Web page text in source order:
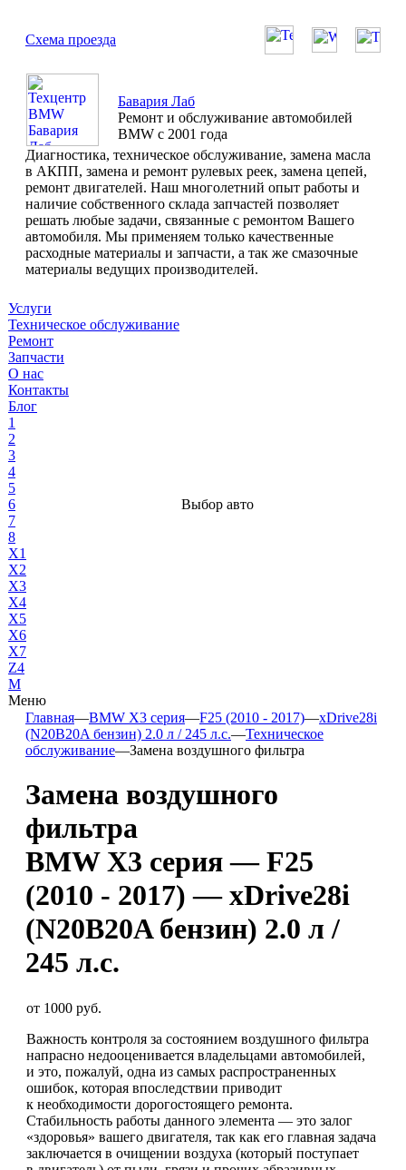
Схема проезда
Бавария Лаб
Ремонт и обслуживание автомобилей
BMW с 2001 года
Диагностика, техническое обслуживание, замена масла
в АКПП, замена и ремонт рулевых реек, замена цепей,
ремонт двигателей. Наш многолетний опыт работы и
наличие собственного склада запчастей позволяет
решать любые задачи, связанные с ремонтом Вашего
автомобиля. Мы применяем только качественные
расходные материалы и запчасти, а так же смазочные
материалы ведущих производителей.
Услуги
Техническое обслуживание
Ремонт
Запчасти
О нас
Контакты
Блог
1
2
3
4
5
6
7
8
X1
X2
X3
X4
X5
X6
X7
Z4
М
Меню
Выбор авто
Главная—BMW X3 серия—F25 (2010 - 2017)—xDrive28i
(N20B20A бензин) 2.0 л / 245 л.с.—Техническое
обслуживание—Замена воздушного фильтра
Замена воздушного
фильтра
BMW X3 серия — F25
(2010 - 2017) — xDrive28i
(N20B20A бензин) 2.0 л /
245 л.с.
от 1000 руб.
Важность контроля за состоянием воздушного фильтра
напрасно недооценивается владельцами автомобилей,
и это, пожалуй, одна из самых распространенных
ошибок, которая впоследствии приводит
к необходимости дорогостоящего ремонта.
Стабильность работы данного элемента — это залог
«здоровья» вашего двигателя, так как его главная задача
заключается в очищении воздуха (который поступает